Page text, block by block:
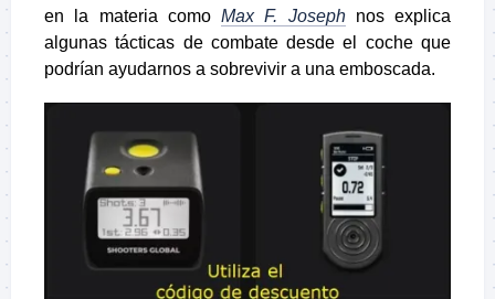
en la materia como Max F. Josephnos explica
algunas tácticas de combate desde el coche que
podrían ayudarnos a sobrevivir a una emboscada.